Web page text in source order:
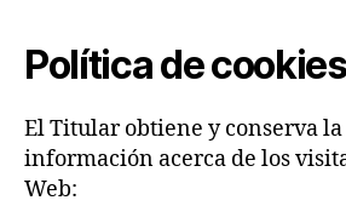
Política de cookies
El Titular obtiene y conserva
información acerca de los
Web: